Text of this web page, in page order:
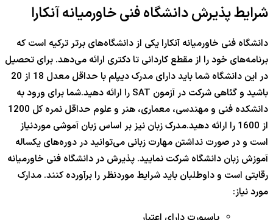
شرایط پذیرش دانشگاه فنی خاورمیانه آنکارا
دانشگاه فنی خاورمیانه آنکارا یکی از دانشگاه‌های برتر ترکیه است که
برنامه‌های خود را از مقطع کاردانی تا دکتری ارائه می‌دهد. برای تحصیل
در این دانشگاه شما باید دارای مدرک دیپلم با حداقل معدل 18 از 20
باشید و گئاهی شرکت در آزمون SAT را ارائه دهید.شما برای ورود به
دانشکده فنی و مهندسی، معماری، هنر و علوم حداقل نمره کل 1200
از 1600 را ارائه دهید.مدرک زبان نیز بر اساس زبان آموشی موردنیاز
است و در صورت نداشتن مهارت زبانی می‌توانید در دوره‌های یکساله
آموزش زبان دانشگاه شرکت نمایید. پذیرش در دانشگاه فنی خاورمیانه
رقابتی است و داوطلبان باید شرایط موردنظر را برآورده کنند. مدارک
مورد نیاز: